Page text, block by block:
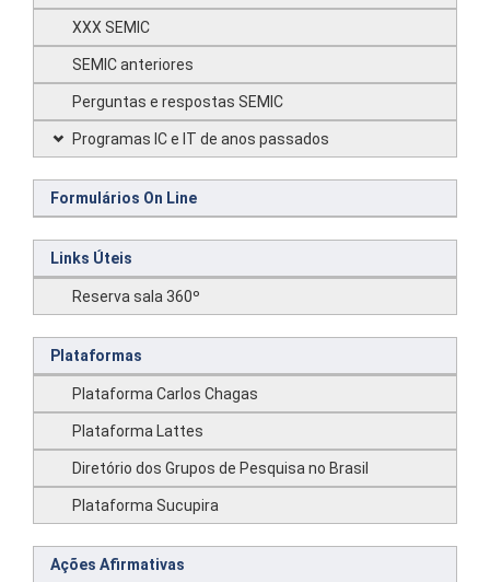
XXX SEMIC
SEMIC anteriores
Perguntas e respostas SEMIC
Programas IC e IT de anos passados
Formulários On Line
Links Úteis
Reserva sala 360º
Plataformas
Plataforma Carlos Chagas
Plataforma Lattes
Diretório dos Grupos de Pesquisa no Brasil
Plataforma Sucupira
Ações Afirmativas